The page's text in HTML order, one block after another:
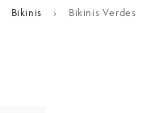
Bikinis › Bikinis Verdes